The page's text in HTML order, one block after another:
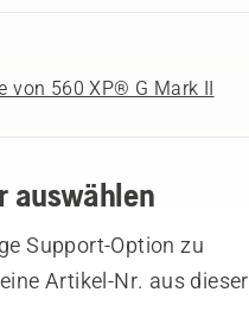
von 560 XP® G Mark II
auswählen
Support-Option zu
Artikel-Nr. aus dieser